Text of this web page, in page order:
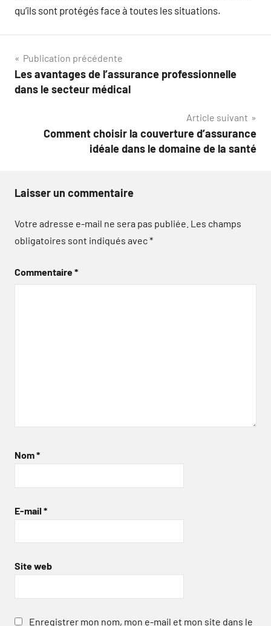
qu’ils sont protégés face à toutes les situations.
Navigation
de
Publication précédente
Les avantages de l’assurance professionnelle
dans le secteur médical
Article suivant
Comment choisir la couverture d’assurance
idéale dans le domaine de la santé
Laisser un commentaire
Votre adresse e-mail ne sera pas publiée. Les champs
obligatoires sont indiqués avec*
Commentaire*
Nom*
E-mail *
Site web
Enregistrer mon nom, mon e-mail et mon site dans le